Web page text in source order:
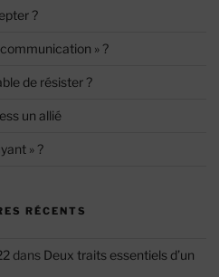
?
» ?
de résister ?
un allié
» ?
RÉCENTS
dans Deux traits essentiels d’un